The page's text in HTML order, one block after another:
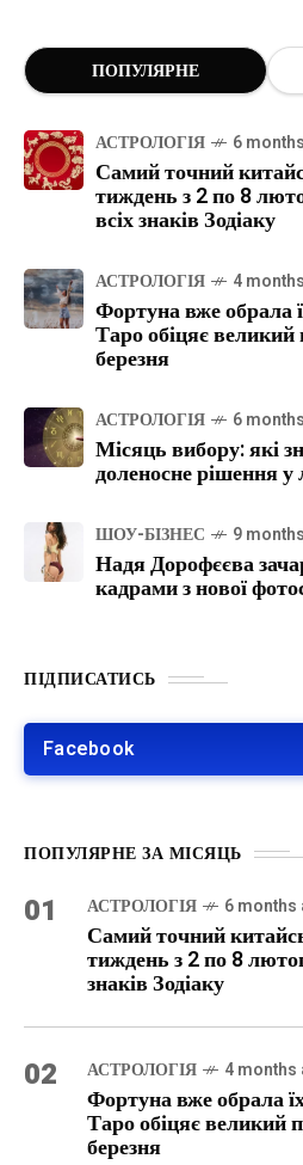
ПОПУЛЯРНЕ
АСТРОЛОГІЯ 6
Самий точний
тиждень з 2 по 8
всіх знаків Зодіаку
АСТРОЛОГІЯ 4
Фортуна вже обрала
Таро обіцяє
березня
АСТРОЛОГІЯ 6
Місяць вибору: які
доленосне рішення
ШОУ-БІЗНЕС 9
Надя Дорофєєва
кадрами з нової
ПІДПИСАТИСЬ
Facebook
ПОПУЛЯРНЕ ЗА МІСЯЦЬ
01 АСТРОЛОГІЯ 6 months
Самий точний
тиждень з 2 по 8
знаків Зодіаку
02 АСТРОЛОГІЯ 4 months
Фортуна вже обрала
Таро обіцяє великий
березня